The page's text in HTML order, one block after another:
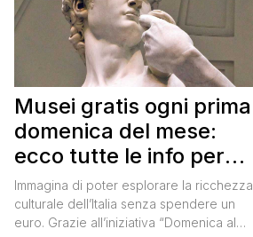
Musei gratis ogni prima
domenica del mese:
ecco tutte le info per
approfittarne
Immagina di poter esplorare la ricchezza
culturale dell’Italia senza spendere un
euro. Grazie all’iniziativa “Domenica al